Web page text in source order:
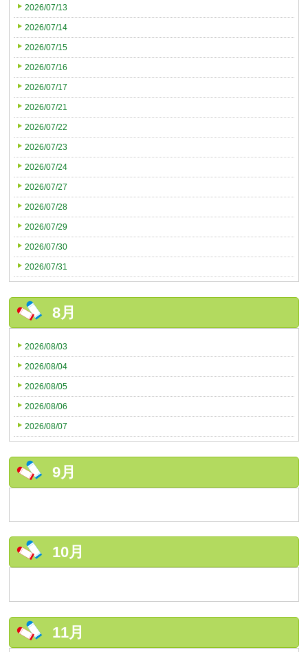
2026/07/13
2026/07/14
2026/07/15
2026/07/16
2026/07/17
2026/07/21
2026/07/22
2026/07/23
2026/07/24
2026/07/27
2026/07/28
2026/07/29
2026/07/30
2026/07/31
8月
2026/08/03
2026/08/04
2026/08/05
2026/08/06
2026/08/07
9月
10月
11月